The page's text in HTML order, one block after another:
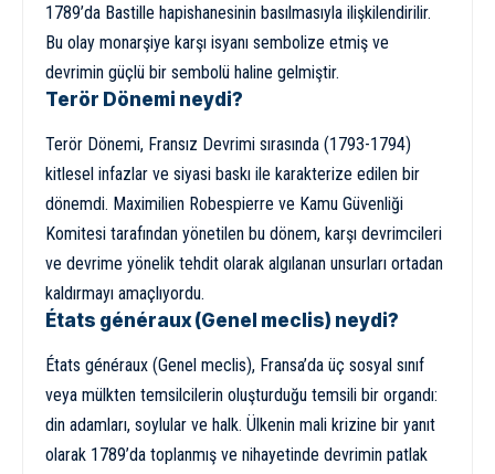
1789’da Bastille hapishanesinin basılmasıyla ilişkilendirilir.
Bu olay monarşiye karşı isyanı sembolize etmiş ve
devrimin güçlü bir sembolü haline gelmiştir.
Terör Dönemi neydi?
Terör Dönemi, Fransız Devrimi sırasında (1793-1794)
kitlesel infazlar ve siyasi baskı ile karakterize edilen bir
dönemdi. Maximilien Robespierre ve Kamu Güvenliği
Komitesi tarafından yönetilen bu dönem, karşı devrimcileri
ve devrime yönelik tehdit olarak algılanan unsurları ortadan
kaldırmayı amaçlıyordu.
États généraux (Genel meclis) neydi?
États généraux (Genel meclis), Fransa’da üç sosyal sınıf
veya mülkten temsilcilerin oluşturduğu temsili bir organdı:
din adamları, soylular ve halk. Ülkenin mali krizine bir yanıt
olarak 1789’da toplanmış ve nihayetinde devrimin patlak